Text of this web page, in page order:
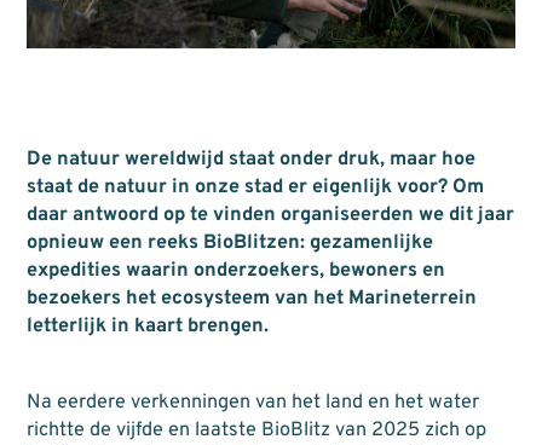
De natuur wereldwijd staat onder druk, maar hoe
staat de natuur in onze stad er eigenlijk voor? Om
daar antwoord op te vinden organiseerden we dit jaar
opnieuw een reeks BioBlitzen: gezamenlijke
expedities waarin onderzoekers, bewoners en
bezoekers het ecosysteem van het Marineterrein
letterlijk in kaart brengen.
Na eerdere verkenningen van het land en het water
richtte de vijfde en laatste BioBlitz van 2025 zich op